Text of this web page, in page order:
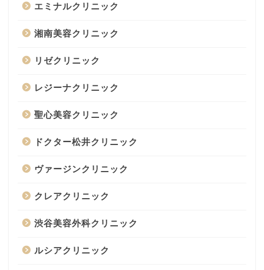
エミナルクリニック
湘南美容クリニック
リゼクリニック
レジーナクリニック
聖心美容クリニック
ドクター松井クリニック
ヴァージンクリニック
クレアクリニック
渋谷美容外科クリニック
ルシアクリニック